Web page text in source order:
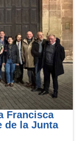
Francisca
de la Junta